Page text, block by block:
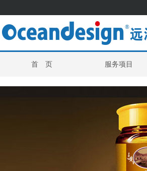
首 页 服务项目